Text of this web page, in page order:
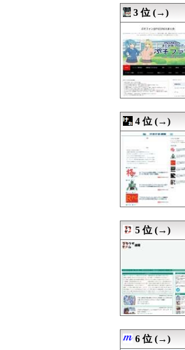
08/08 10:00
08/08 10:00
08/08 09:10
08/08 09:05
08/08 09:02
08/08 09:00
08/08 08:10
08/08 08:05
08/08 08:05
08/08 08:00
08/08 07:50
08/08 07:10
08/08 07:10
08/08 07:05
08/08 06:50
08/08 06:30
08/08 06:05
08/08 01:17
08/08 01:00
08/08 00:34
08/08 00:31
08/08 00:00
08/08 00:00
08/08 00:00
08/07 23:44
08/07 23:30
08/07 23:00
08/07 23:00
3 位 (→)
4 位 (→)
5 位 (→)
6 位 (→)